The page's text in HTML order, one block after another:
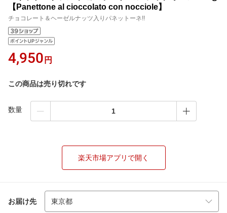
【Panettone al cioccolato con nocciole】
チョコレート＆ヘーゼルナッツ入りパネットーネ!!
4,950 円
この商品は売り切れです
数量
楽天市場アプリで開く
お届け先